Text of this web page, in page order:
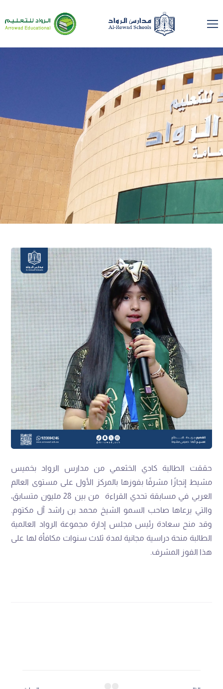
حققت الطالبةكادي الخثعمي من مدارس الرواد بخميس
مشيط إنجازًا مشرفًا بفوزها بالمركز الأول على مستوى العالم
العربي
في مسابقة تحدي القراءة من بين 28 مليون متسابق،
والتي يرعاها صاحب السمو الشيخ محمد بن راشد آل مكتوم.
وقد منح سعادة رئيس مجلس إدارة مجموعة الرواد العالمية
الطالبة منحة دراسية مجانية لمدة ثلاث سنوات مكافأة لها على
هذا الفوز المشرف.